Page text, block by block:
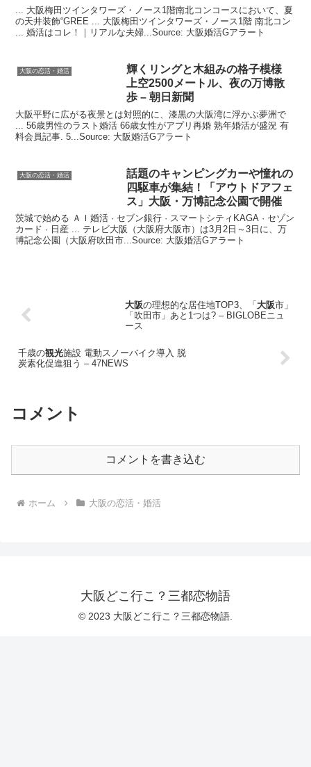
樹 …
... 大阪梅田ツインタワーズ・ノース1階南北コンコースにおいて、夏
の天井装飾“GREE ... 大阪梅田ツインタワーズ・ノース1階 南北コン
... 婚活はコレ！｜リアルな夫婦...Source: 大阪婚活Gアラート
大阪の恋活・婚活
輝くリングと木組みの格子模様
上空2500メートル、夜の万博散
歩 – 朝日新聞
大阪平野に広がる夜景とは対照的に、漆黒の大阪湾に浮かぶ夢洲で
... 56歳男性のラスト婚活 66歳女性がアプリ再婚 熟年婚活が盛況 有
料会員記事. 5...Source: 大阪婚活Gアラート
大阪の恋活・婚活
話題のキャンピングカーや憧れの
四駆車が集結！「アウトドアフェ
ス」 大阪 ・万博記念公園で開催
茨城で始める ＡＩ婚活 · セブン銀行 · スマートシティKAGA · セゾン
カード · 日産 ... テレビ大阪（大阪府大阪市）は3月2日～3日に、万
博記念公園（大阪府吹田市...Source: 大阪婚活Gアラート
大阪の理想的な居住地TOP3、「大阪市」
「吹田市」あと1つは? – BIGLOBEニュ
ース
千歳の観光施設 電動スノーバイク導入 脱
炭素化促進狙う – 47NEWS
コメント
コメントを書き込む
ホーム 大阪の恋活・婚活
大阪どこ行こ？三都恋物語
© 2023 大阪どこ行こ？三都恋物語.